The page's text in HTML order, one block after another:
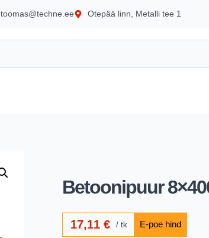
toomas@techne.ee Otepää linn, Metalli tee 1
Betoonipuur
17,11€ tk